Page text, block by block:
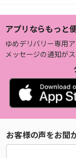
アプリならもっと
ゆめデリバリー専用ア
メッセージの通知が
お客様の声をお聞